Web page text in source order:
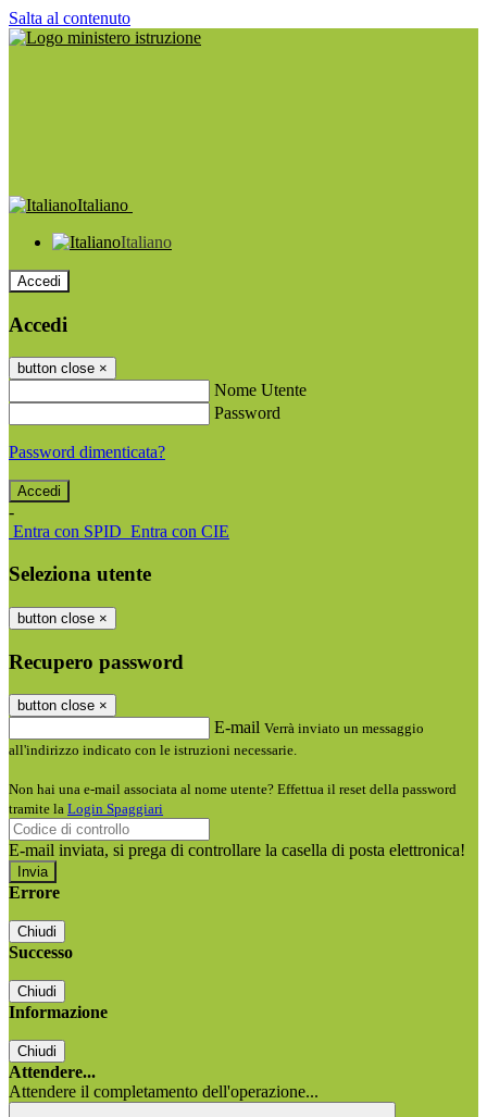
Salta al contenuto
Italiano
Italiano
Accedi
Accedi
button close ×
Nome Utente
Password
Password dimenticata?
-
Entra con SPID Entra con CIE
Seleziona utente
button close ×
Recupero password
button close ×
E-mail Verrà inviato un messaggio
all'indirizzo indicato con le istruzioni necessarie.
Non hai una e-mail associata al nome utente? Effettua il reset della password
tramite la Login Spaggiari
E-mail inviata, si prega di controllare la casella di posta elettronica!
Errore
Chiudi
Successo
Chiudi
Informazione
Chiudi
Attendere...
Attendere il completamento dell'operazione...